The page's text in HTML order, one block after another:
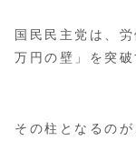
国民民主党は、
万円の壁」を突
その柱となるのが